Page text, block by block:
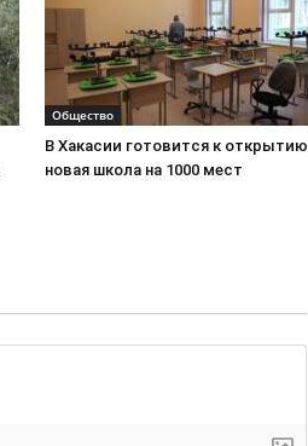
Общество
В Хакасии готовится к открытию
новая школа на 1000 мест